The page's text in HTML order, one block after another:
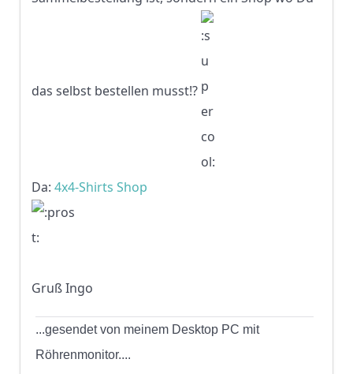
das selbst bestellen musst!?
Da: 4x4-Shirts Shop
Gruß Ingo
...gesendet von meinem Desktop PC mit
Röhrenmonitor....